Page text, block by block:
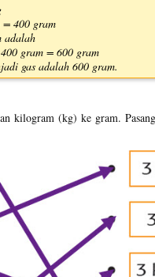
= 400 gram
adalah
gram = 600 gram
gas adalah 600 gram.
kilogram (kg) ke gram.